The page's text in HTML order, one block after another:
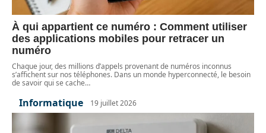
À qui appartient ce numéro : Comment utiliser
des applications mobiles pour retracer un
numéro
Chaque jour, des millions d’appels provenant de numéros inconnus
s’affichent sur nos téléphones. Dans un monde hyperconnecté, le besoin
de savoir qui se cache…
Informatique 19 juillet 2026